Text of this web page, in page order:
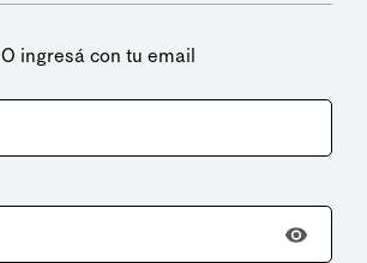
O ingresá con tu email